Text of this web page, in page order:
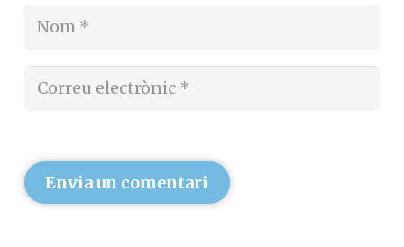
Envia un comentari